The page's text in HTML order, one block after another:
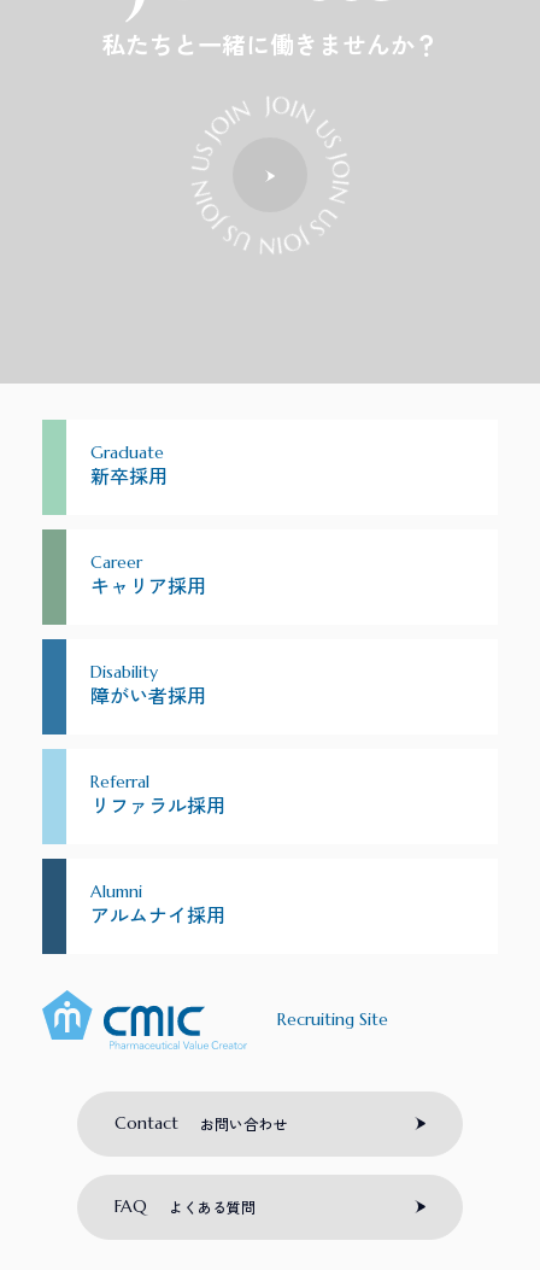
私たちと一緒に働きませんか？
Graduate
新卒採用
Career
キャリア採用
Disability
障がい者採用
Referral
リファラル採用
Alumni
アルムナイ採用
Recruiting Site
Contact お問い合わせ
FAQ よくある質問